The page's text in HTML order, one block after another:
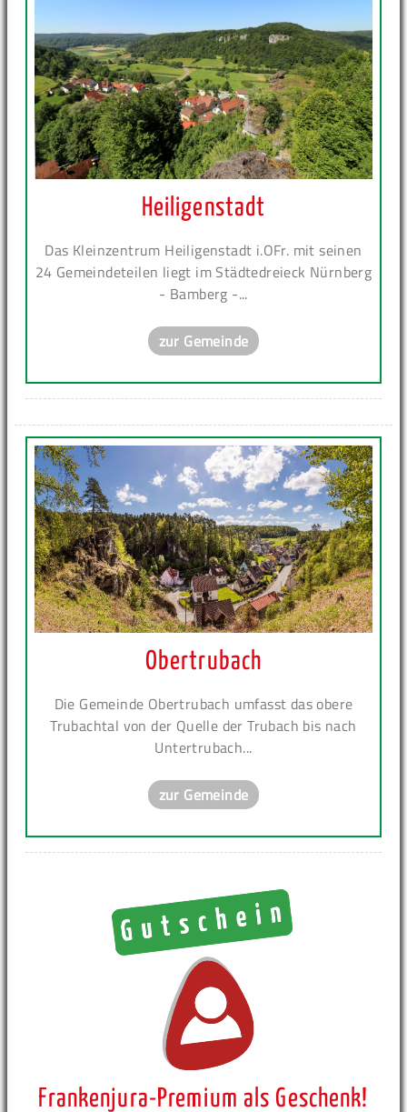
Heiligenstadt
Das Kleinzentrum Heiligenstadt i.OFr. mit seinen
24 Gemeindeteilen liegt im Städtedreieck Nürnberg
- Bamberg -...
zur Gemeinde
Obertrubach
Die Gemeinde Obertrubach umfasst das obere
Trubachtal von der Quelle der Trubach bis nach
Untertrubach...
zur Gemeinde
Frankenjura-Premium als Geschenk!